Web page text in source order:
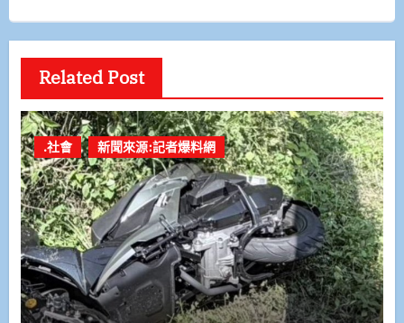
Related Post
.社會 新聞來源:記者爆料網